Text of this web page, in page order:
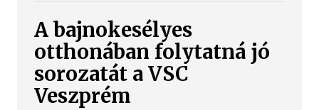
A bajnokesélyes
otthonában folytatná jó
sorozatát a VSC
Veszprém